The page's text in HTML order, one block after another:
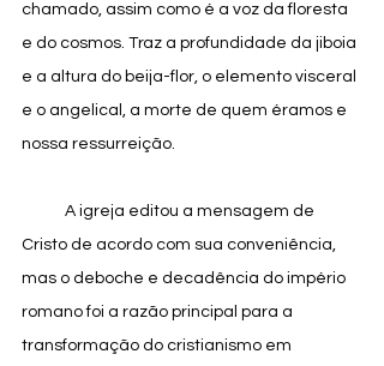
chamado, assim como é a voz da floresta
e do cosmos. Traz a profundidade da jiboia
e a altura do beija-flor, o elemento visceral
e o angelical, a morte de quem éramos e
nossa ressurreição.
Cristo de acordo com sua conveniência,
mas o deboche e decadência do império
romano foi a razão principal para a
transformação do cristianismo em